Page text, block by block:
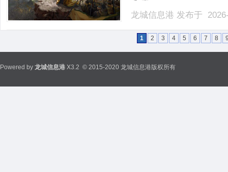
龙城信息港 发布于
1 2 3 4 5 6 7 8
Powered by 龙城信息港 X3.2 © 2015-2020 龙城信息港版权所有